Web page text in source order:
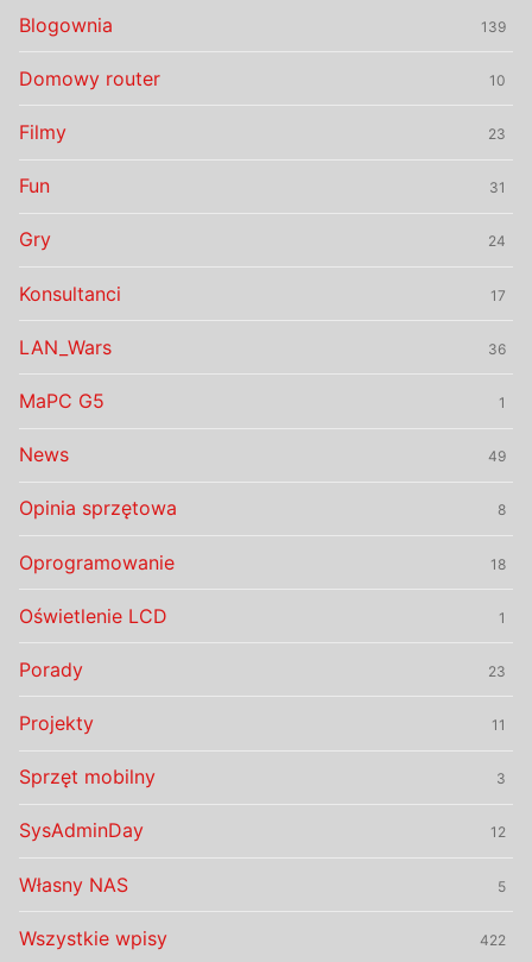
Blogownia 139
Domowy router 10
Filmy 23
Fun 31
Gry 24
Konsultanci 17
LAN_Wars 36
MaPC G5 1
News 49
Opinia sprzętowa 8
Oprogramowanie 18
Oświetlenie LCD 1
Porady 23
Projekty 11
Sprzęt mobilny 3
SysAdminDay 12
Własny NAS 5
Wszystkie wpisy 422